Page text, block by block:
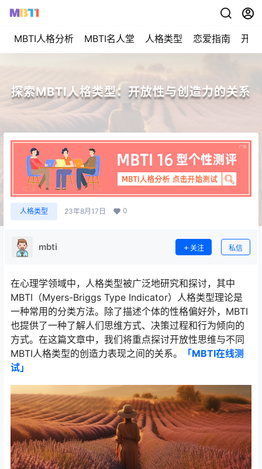
MBTI人格分析 MBTI名人堂 人格类型 恋爱指南 开始
探索MBTI人格类型：开放性与创造力的关系
人格类型 23年8月17日 0
mbti 关注 私信
在心理学领域中，人格类型被广泛地研究和探讨，其中
MBTI（Myers-Briggs Type Indicator）人格类型理论是
一种常用的分类方法。除了描述个体的性格偏好外，MBTI
也提供了一种了解人们思维方式、决策过程和行为倾向的
方式。在这篇文章中，我们将重点探讨开放性思维与不同
MBTI人格类型的创造力表现之间的关系。
「MBTI在线测
试​」